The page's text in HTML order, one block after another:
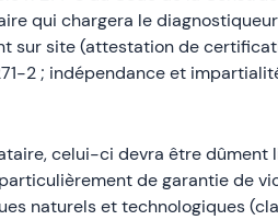
qui chargera le
sur site (attestation de
2 ; indépendance et
celui-ci devra être
de garantie de
naturels et technologiques